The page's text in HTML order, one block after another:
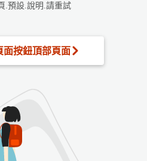
.預設.說明.請重試
面按鈕頂部頁面